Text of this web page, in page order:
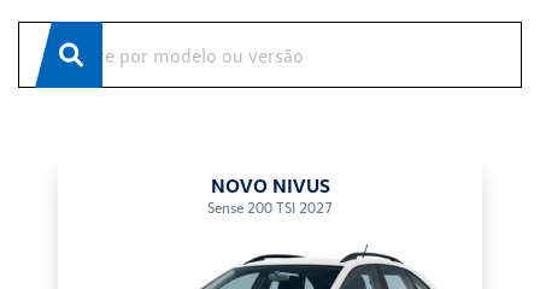
NOVO NIVUS
Sense 200 TSI 2027